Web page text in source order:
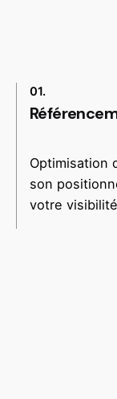
01.
Optimisation
son
votre